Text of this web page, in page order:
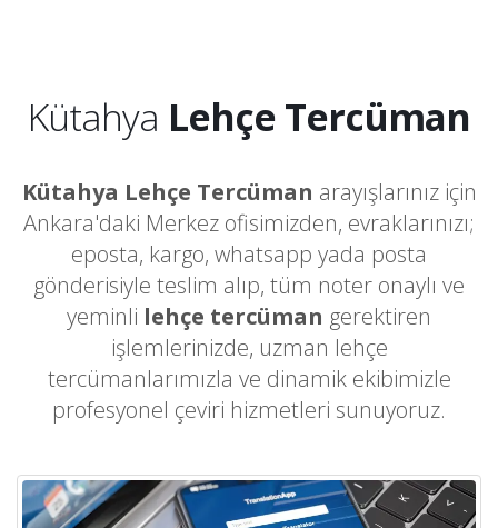
Kütahya Lehçe Tercüman
Kütahya Lehçe Tercüman arayışlarınız için
Ankara'daki Merkez ofisimizden, evraklarınızı;
eposta, kargo, whatsapp yada posta
gönderisiyle teslim alıp, tüm noter onaylı ve
yeminli lehçe tercüman gerektiren
işlemlerinizde, uzman lehçe
tercümanlarımızla ve dinamik ekibimizle
profesyonel çeviri hizmetleri sunuyoruz.